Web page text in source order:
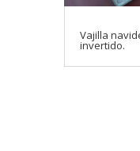
Vajilla
invertido.